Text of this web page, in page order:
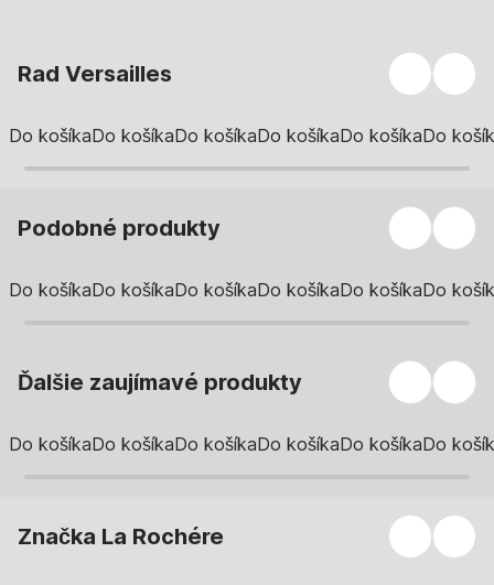
Rad Versailles
Do košíkaDo košíkaDo košíkaDo košíkaDo košíkaDo
Podobné produkty
Do košíkaDo košíkaDo košíkaDo košíkaDo košíkaDo
Ďalšie zaujímavé produkty
Do košíkaDo košíkaDo košíkaDo košíkaDo košíkaDo
Značka La Rochére